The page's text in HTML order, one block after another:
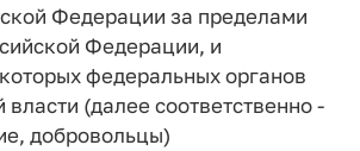
Федерации за пределами
Федерации, и
федеральных органов
власти (далее соответственно -
добровольцы)